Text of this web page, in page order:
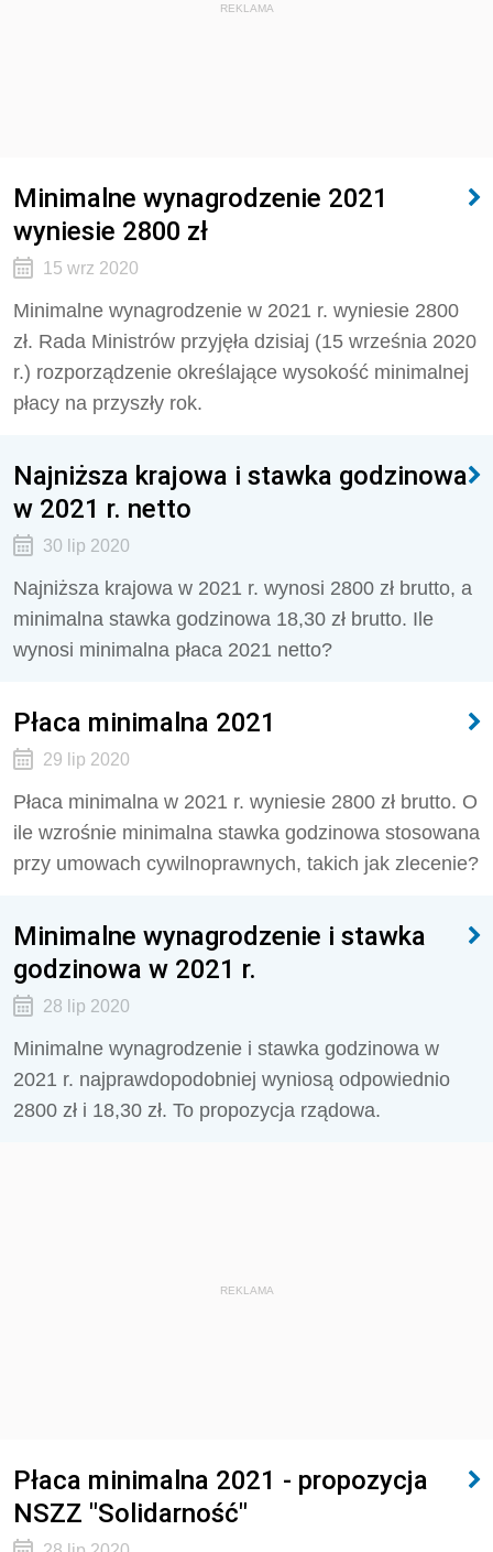
REKLAMA
Minimalne wynagrodzenie 2021
wyniesie 2800 zł
15 wrz 2020
Minimalne wynagrodzenie w 2021 r. wyniesie 2800
zł. Rada Ministrów przyjęła dzisiaj (15 września 2020
r.) rozporządzenie określające wysokość minimalnej
płacy na przyszły rok.
Najniższa krajowa i stawka godzinowa
w 2021 r. netto
30 lip 2020
Najniższa krajowa w 2021 r. wynosi 2800 zł brutto, a
minimalna stawka godzinowa 18,30 zł brutto. Ile
wynosi minimalna płaca 2021 netto?
Płaca minimalna 2021
29 lip 2020
Płaca minimalna w 2021 r. wyniesie 2800 zł brutto. O
ile wzrośnie minimalna stawka godzinowa stosowana
przy umowach cywilnoprawnych, takich jak zlecenie?
Minimalne wynagrodzenie i stawka
godzinowa w 2021 r.
28 lip 2020
Minimalne wynagrodzenie i stawka godzinowa w
2021 r. najprawdopodobniej wyniosą odpowiednio
2800 zł i 18,30 zł. To propozycja rządowa.
REKLAMA
Płaca minimalna 2021 - propozycja
NSZZ "Solidarność"